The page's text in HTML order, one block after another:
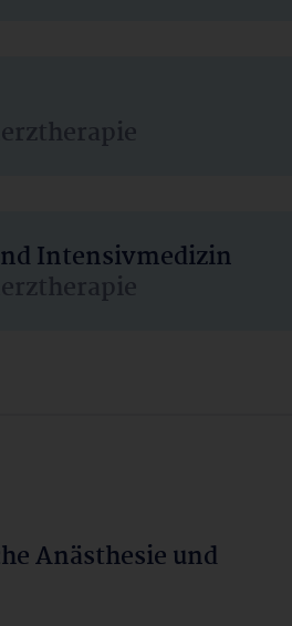
Intensivmedizin
Anästhesie und